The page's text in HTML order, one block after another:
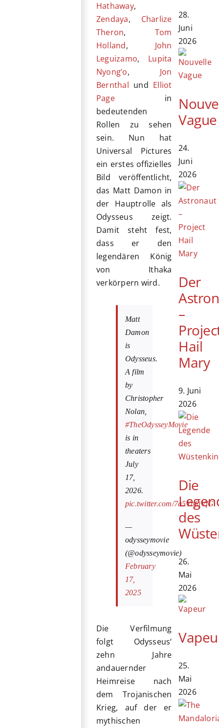
Hathaway,
Zendaya, Charlize
Theron, Tom
Holland, John
Leguizamo, Lupita
Nyong’o, Jon
Bernthal und Elliot
Pagein
bedeutenden
Rollen zu sehen
sein. Nun hat
Universal Pictures
ein erstes offizielles
Bild veröffentlicht,
das Matt Damon in
der Hauptrolle als
Odysseus zeigt.
Damit steht fest,
dass er den
legendären König
von Ithaka
verkörpern wird.
Matt
Damon
is
Odysseus.
A film
by
Christopher
Nolan,
#TheOdysseyMovie
is in
theaters
July
17,
2026.
pic.twitter.com/7a5YbfqVfG
—
odysseymovie
(@odysseymovie)
February
17,
2025
Die Verfilmung
folgt Odysseus‘
zehn Jahre
andauernder
Heimreise nach
dem Trojanischen
Krieg, auf der er
mythischen
28.
Juni
2026
Vague
24.
Juni
2026
Der
–
Hail
Mary
9. Juni
2026
Die
des
26.
Mai
2026
25.
Mai
2026